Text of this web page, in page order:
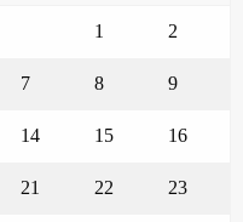
1 2
7 8 9
14 15 16
21 22 23